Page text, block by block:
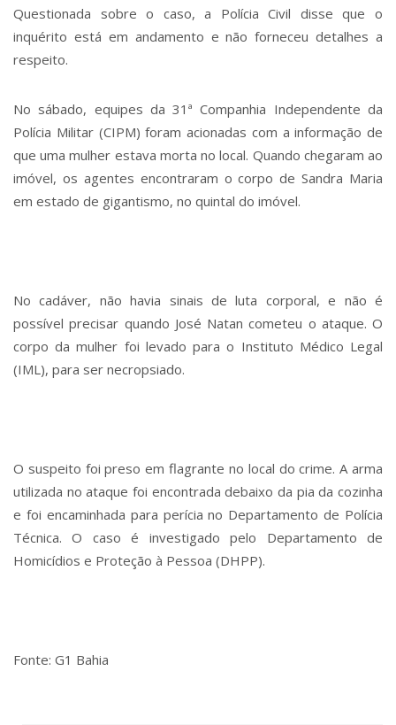
Questionada sobre o caso, a Polícia Civil disse que o
inquérito está em andamento e não forneceu detalhes a
respeito.
No sábado, equipes da 31ª Companhia Independente da
Polícia Militar (CIPM) foram acionadas com a informação de
que uma mulher estava morta no local. Quando chegaram ao
imóvel, os agentes encontraram o corpo de Sandra Maria
em estado de gigantismo, no quintal do imóvel.
No cadáver, não havia sinais de luta corporal, e não é
possível precisar quando José Natan cometeu o ataque. O
corpo da mulher foi levado para o Instituto Médico Legal
(IML), para ser necropsiado.
O suspeito foi preso em flagrante no local do crime. A arma
utilizada no ataque foi encontrada debaixo da pia da cozinha
e foi encaminhada para perícia no Departamento de Polícia
Técnica. O caso é investigado pelo Departamento de
Homicídios e Proteção à Pessoa (DHPP).
Fonte: G1 Bahia